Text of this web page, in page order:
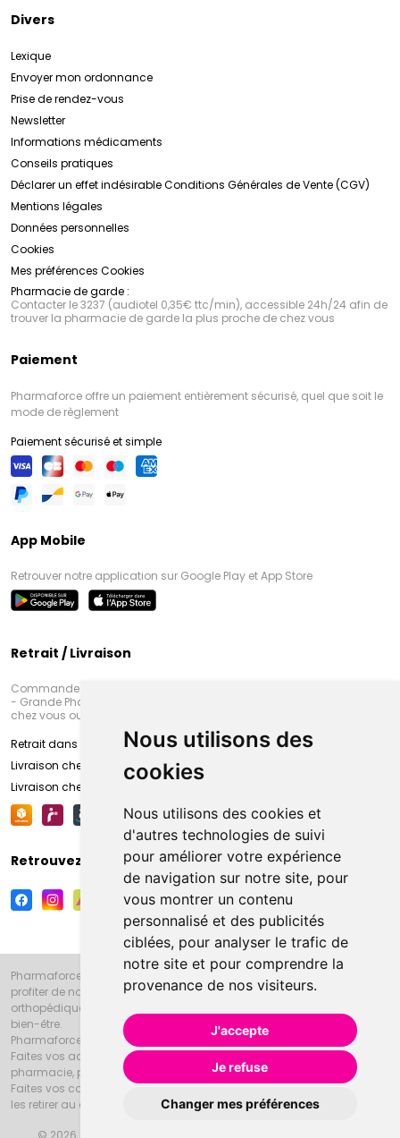
Nous utilisons des
cookies
Nous utilisons des cookies et
d'autres technologies de suivi
pour améliorer votre expérience
de navigation sur notre site, pour
vous montrer un contenu
personnalisé et des publicités
ciblées, pour analyser le trafic de
notre site et pour comprendre la
provenance de nos visiteurs.
J'accepte
Je refuse
Changer mes préférences
Divers
Lexique
Envoyer mon ordonnance
Prise de rendez-vous
Newsletter
Informations médicaments
Conseils pratiques
Déclarer un effet indésirableConditions Générales de Vente (CGV)
Mentions légales
Données personnelles
Cookies
Mes préférences Cookies
Pharmacie de garde :
Contacter le 3237 (audiotel 0,35€ ttc/min), accessible 24h/24 afin de
trouver la pharmacie de garde la plus proche de chez vous
Paiement
Pharmaforce offre un paiement entièrement sécurisé, quel que soit le
mode de règlement
Paiement sécurisé et simple
App Mobile
Retrouver notre application sur Google Play et App Store
Retrait / Livraison
Commandez en ligne et venez chercher votre commande à Amiens
- Grande Pharmacie d’Amiens (Fachon) ou recevez-là rapidement
chez vous ou en point retrait
Retrait dans la pharmacie d’Amiens
Livraison chez vous
Livraison chez votre commerçant
Retrouvez-nous sur vos réseaux sociaux
Pharmaforce.fr et la Grande Pharmacie d’Amiens vous souhaitent de
profiter de notre accueil, de nos conseils pharmaceutiques,
orthopédiques, homéopathiques, parapharmaceutiques, beauté et
bien-être.
Pharmaforce.fr est le site internet de la Grande Pharmacie d’Amiens.
Faites vos achats en ligne grâce à un choix de 20000 références en
pharmacie, parapharmacie, diététique et animaux (vétérinaire).
Faites vos courses de pharmacie et parapharmacie en ligne et venez
les retirer au drive ou vous les faire livrer à domicile.